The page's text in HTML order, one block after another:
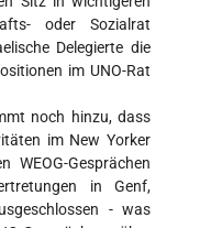
oder Sozialrat
Delegierte die
im UNO-Rat
noch hinzu, dass
im New Yorker
WEOG-Gesprächen
in Genf,
- was